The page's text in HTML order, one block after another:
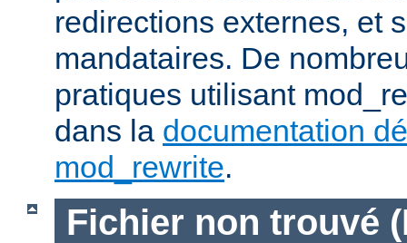
redirections externes, et
mandataires. De
pratiques utilisant
dans la documentation
mod_rewrite.
Fichier non trouvé